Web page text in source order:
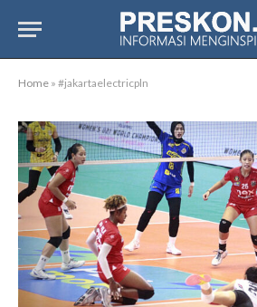
Home » #jakartaelectricpln